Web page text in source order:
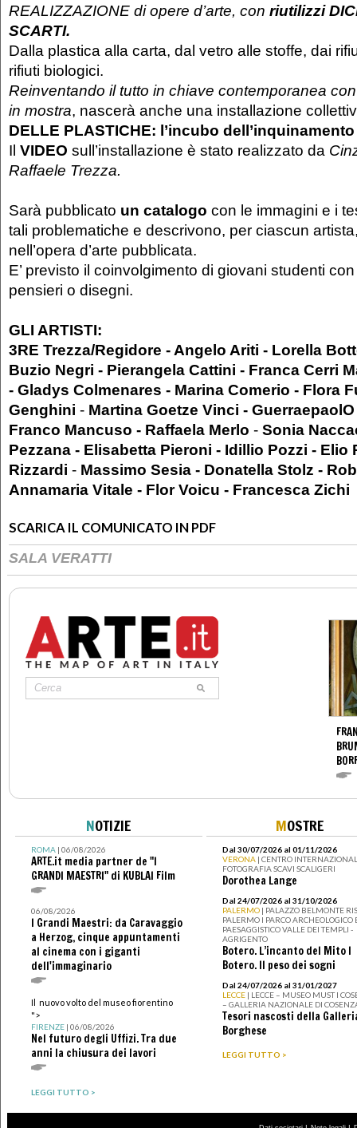
REALIZZAZIONE di opere d’arte, con riutilizzi
SCARTI.
Dalla plastica alla carta, dal vetro alle stoffe, dai
rifiuti biologici.
Reinventando il tutto in chiave contemporanea
in mostra, nascerà anche una installazione
DELLE PLASTICHE: l’incubo
Il VIDEO sull’installazione è stato realizzato da
Raffaele Trezza.
Sarà pubblicato un catalogo con le immagini e i
tali problematiche e descrivono, per ciascun
nell’opera d’arte pubblicata.
E’ previsto il coinvolgimento di giovani studenti
pensieri o disegni.
GLI ARTISTI:
3RE Trezza/Regidore - Angelo Ariti - Lorella
Buzio Negri - Pierangela Cattini - Franca Cerri
- Gladys Colmenares - Marina Comerio - Flora
Genghini - Martina Goetze Vinci -
Franco Mancuso - Raffaela Merlo - Sonia
Pezzana - Elisabetta Pieroni - Idillio Pozzi - Elio
Rizzardi - Massimo Sesia - Donatella Stolz -
Annamaria Vitale - Flor Voicu - Francesca Zichi
SCARICA IL COMUNICATO IN PDF
SALA VERATTI
NOTIZIE
ROMA| 06/08/2026
ARTE.it media partner de "I
GRANDI MAESTRI" di KUBLAI Film
06/08/2026
I Grandi Maestri: da Caravaggio
a Herzog, cinque appuntamenti
al cinema con i giganti
dell'immaginario
Il nuovo volto del museo fiorentino
">
FIRENZE| 06/08/2026
Nel futuro degli Uffizi. Tra due
anni la chiusura dei lavori
LEGGI TUTTO >
MOSTRE
Dal 30/07/2026 al 01/11/2026
VERONA | CENTRO
FOTOGRAFIA SCAVI SCALIGERI
Dorothea Lange
Dal 24/07/2026 al 31/10/2026
PALERMO | PALAZZO BELMONTE
PALERMO I PARCO ARCHEOLOGICO
PAESAGGISTICO VALLE DEI TEMPLI -
AGRIGENTO
Botero. L’incanto del Mito I
Botero. Il peso dei sogni
Dal 24/07/2026 al 31/01/2027
LECCE | LECCE – MUSEO MUST I
– GALLERIA NAZIONALE DI
Tesori nascosti della
Borghese
LEGGI TUTTO >